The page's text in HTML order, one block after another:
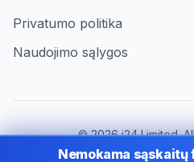
Privatumo politika
Naudojimo sąlygos
©2026i24 Limited.
Įmonėms
Nemokama sąskaitų